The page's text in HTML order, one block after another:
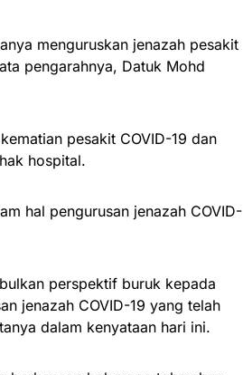
menguruskan jenazah pesakit
pengarahnya, Datuk Mohd
pesakit COVID-19 dan
hospital.
hal pengurusan jenazah COVID-
perspektif buruk kepada
jenazah COVID-19 yang telah
dalam kenyataan hari ini.